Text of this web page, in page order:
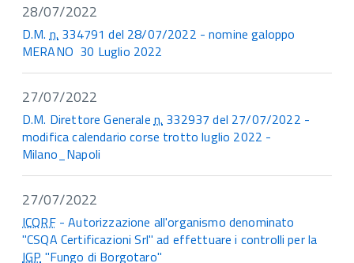
28/07/2022
D.M.n. 334791 del 28/07/2022 - nomine galoppo
MERANO 30 Luglio 2022
27/07/2022
D.M. Direttore Generalen. 332937 del 27/07/2022 -
modifica calendario corse trotto luglio 2022 -
Milano_Napoli
27/07/2022
ICQRF- Autorizzazione all'organismo denominato
"CSQA Certificazioni Srl" ad effettuare i controlli per la
IGP "Fungo di Borgotaro"